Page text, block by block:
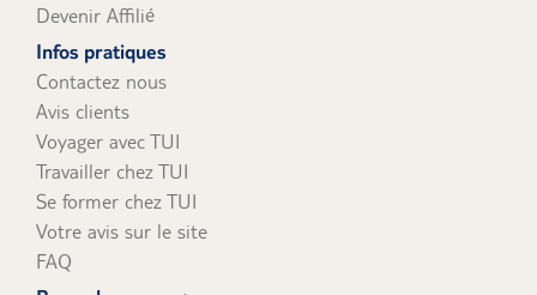
Devenir Affilié
Infos pratiques
Contactez nous
Avis clients
Voyager avec TUI
Travailler chez TUI
Se former chez TUI
Votre avis sur le site
FAQ